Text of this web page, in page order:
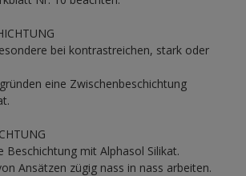
bei kontrastreichen, stark oder
eine Zwischenbeschichtung
Beschichtung mit Alphasol Silikat.
Ansätzen zügig nass in nass arbeiten.